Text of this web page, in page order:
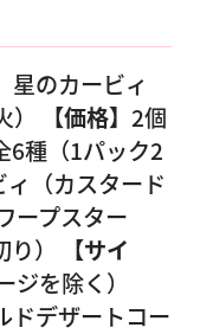
のカービィ
【価格】 2個
6種（1パック2
（カスタード
ープスター
）
【サイ
を除く）
ドデザートコー